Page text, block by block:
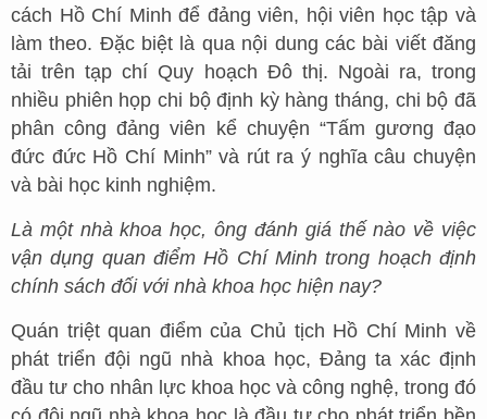
cách Hồ Chí Minh để đảng viên, hội viên học tập và
làm theo. Đặc biệt là qua nội dung các bài viết đăng
tải trên tạp chí Quy hoạch Đô thị. Ngoài ra, trong
nhiều phiên họp chi bộ định kỳ hàng tháng, chi bộ đã
phân công đảng viên kể chuyện “Tấm gương đạo
đức đức Hồ Chí Minh” và rút ra ý nghĩa câu chuyện
và bài học kinh nghiệm.
Là một nhà khoa học, ông đánh giá thế nào về việc
vận dụng quan điểm Hồ Chí Minh trong hoạch định
chính sách đối với nhà khoa học hiện nay?
Quán triệt quan điểm của Chủ tịch Hồ Chí Minh về
phát triển đội ngũ nhà khoa học, Đảng ta xác định
đầu tư cho nhân lực khoa học và công nghệ, trong đó